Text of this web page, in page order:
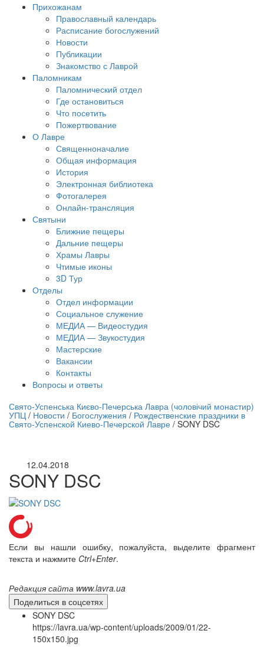
Прихожанам
Православный календарь
Расписание богослужений
Новости
Публикации
Знакомство с Лаврой
Паломникам
Паломнический отдел
Где остановиться
Что посетить
Пожертвование
О Лавре
Священноначалие
Общая информация
История
Электронная библиотека
Фотогалерея
Онлайн-трансляция
Святыни
Ближние пещеры
Дальние пещеры
Храмы Лавры
Чтимые иконы
3D Тур
Отделы
Отдел информации
Социальное служение
МЕДИА — Видеостудия
МЕДИА — Звукостудия
Мастерские
Вакансии
Контакты
Вопросы и ответы
трансляция | 12 сентября
трансляции
Свято-Успенська Києво-Печерська Лавра (чоловічий монастир)
УПЦ / Новости / Богослужения / Рождественские праздники в
Свято-Успенской Киево-Печерской Лавре / SONY DSC
12.04.2018
SONY DSC
Если вы нашли ошибку, пожалуйста, выделите фрагмент
текста и нажмите Ctrl+Enter.
Редакция сайта www.lavra.ua
Поделиться в соцсетях
SONY DSC
https://lavra.ua/wp-content/uploads/2009/01/22-
150x150.jpg